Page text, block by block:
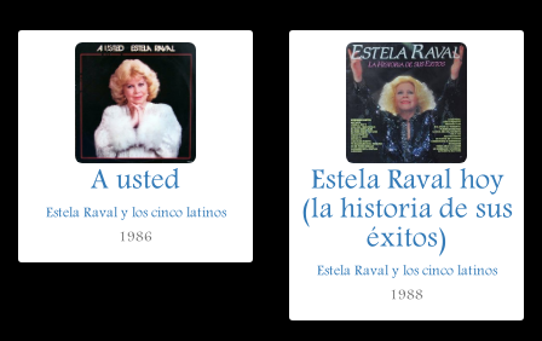
A usted
Estela Raval y los cinco latinos
1986
Estela Raval hoy
(la historia de sus
éxitos)
Estela Raval y los cinco latinos
1988